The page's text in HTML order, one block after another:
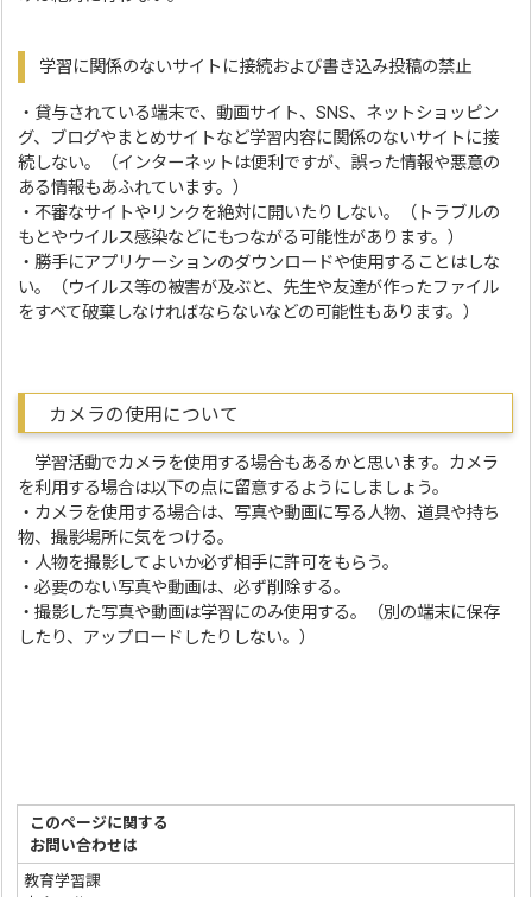
学習に関係のないサイトに接続および書き込み投稿の禁止
・貸与されている端末で、動画サイト、SNS、ネットショッピン
グ、ブログやまとめサイトなど学習内容に関係のないサイトに接
続しない。（インターネットは便利ですが、誤った情報や悪意の
ある情報もあふれています。）
・不審なサイトやリンクを絶対に開いたりしない。（トラブルの
もとやウイルス感染などにもつながる可能性があります。）
・勝手にアプリケーションのダウンロードや使用することはしな
い。（ウイルス等の被害が及ぶと、先生や友達が作ったファイル
をすべて破棄しなければならないなどの可能性もあります。）
カメラの使用について
学習活動でカメラを使用する場合もあるかと思います。カメラ
を利用する場合は以下の点に留意するようにしましょう。
・カメラを使用する場合は、写真や動画に写る人物、道具や持ち
物、撮影場所に気をつける。
・人物を撮影してよいか必ず相手に許可をもらう。
・必要のない写真や動画は、必ず削除する。
・撮影した写真や動画は学習にのみ使用する。（別の端末に保存
したり、アップロードしたりしない。）
このページに関する
お問い合わせは
教育学習課